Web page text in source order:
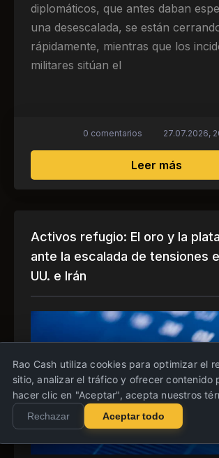
diplomáticos, que antes daban
una desescalada, se están
rápidamente, mientras que los
militares sitúan el
Leer mássobre
0 comentarios 27.07.2026,
Activos refugio: El oro y la
ante la escalada de tensiones
UU. e Irán
Rao Cash utiliza cookies para optimizar el
sitio, analizar el tráfico y ofrecer contenido
hacer clic en "Aceptar", acepta nuestros
Rechazar Aceptar todo